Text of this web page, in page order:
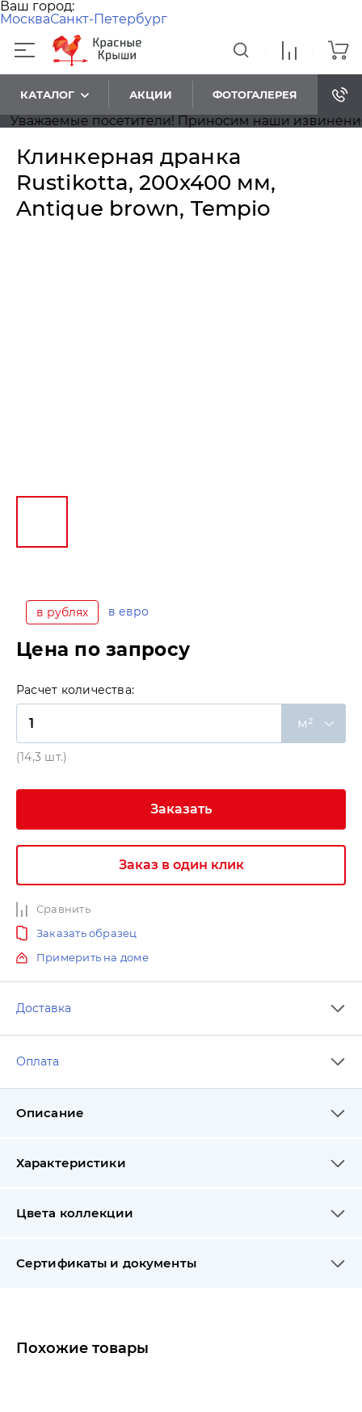
Ваш город:
МоскваСанкт-Петербург
КАТАЛОГ АКЦИИ ФОТОГАЛЕРЕЯ
посетители! Приносим наши извинения,
Клинкерная дранка
Rustikotta, 200х400 мм,
Antique brown, Tempio
в рублях в евро
Цена по запросу
Расчет количества:
м²
(14,3 шт.)
Заказать
Заказ в один клик
Сравнить
Заказать образец
Примерить на доме
Доставка
Оплата
Описание
Характеристики
Цвета коллекции
Сертификаты и документы
Похожие товары